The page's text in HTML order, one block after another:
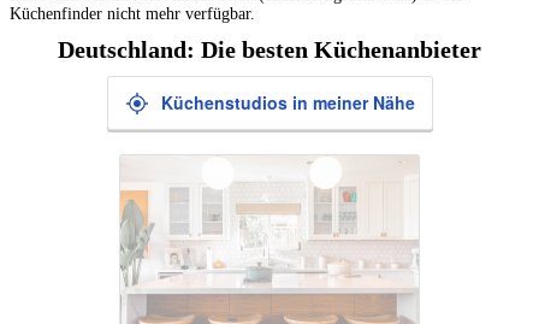
Küchenfinder nicht mehr verfügbar.
Deutschland: Die besten Küchenanbieter
Küchenstudios in meiner Nähe